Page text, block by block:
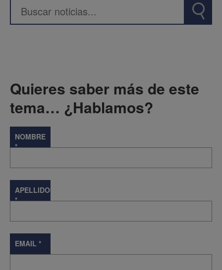
Quieres saber más de este
tema… ¿Hablamos?
NOMBRE
*
APELLIDOS
*
EMAIL *